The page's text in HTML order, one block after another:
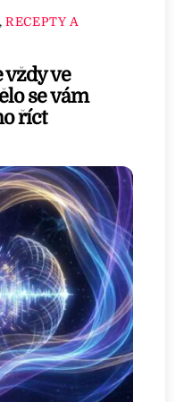
, RECEPTY A
vždy ve
se vám
říct